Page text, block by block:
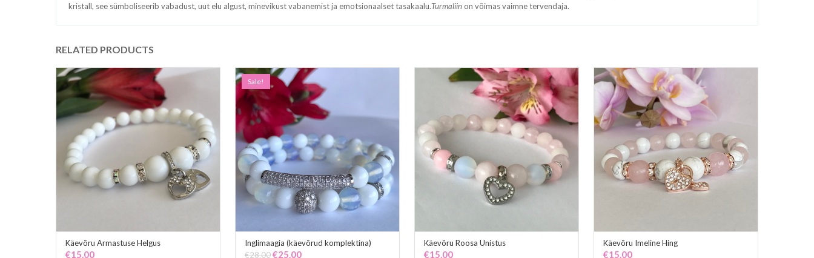
kristall, see sümboliseerib vabadust, uut elu algust, minevikust vabanemist ja emotsionaalset tasakaalu.Turmaliin on võimas vaimne tervendaja.
RELATED PRODUCTS
ADD TO CART
Käevõru Armastuse Helgus
€15.00
Sale!
ADD TO CART
Inglimaagia (käevõrud komplektina)
€28.00Original
€25.00Current
ADD TO CART
Käevõru Roosa Unistus
€15.00
ADD TO CART
Käevõru Imeline Hing
€15.00